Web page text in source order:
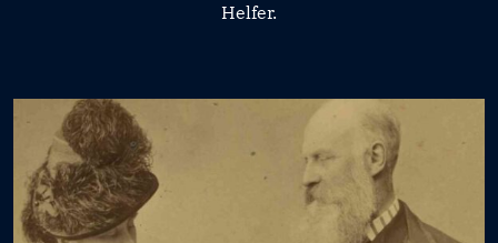
Helfer.